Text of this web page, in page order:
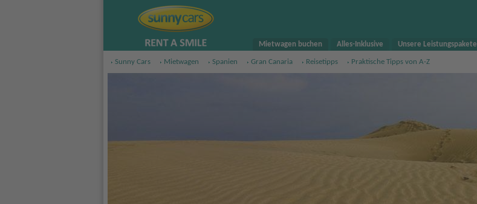
Mietwagen buchen Alles-Inklusive Unsere Leistungspakete
Sunny Cars Mietwagen Spanien Gran Canaria Reisetipps Praktische Tipps von A-Z